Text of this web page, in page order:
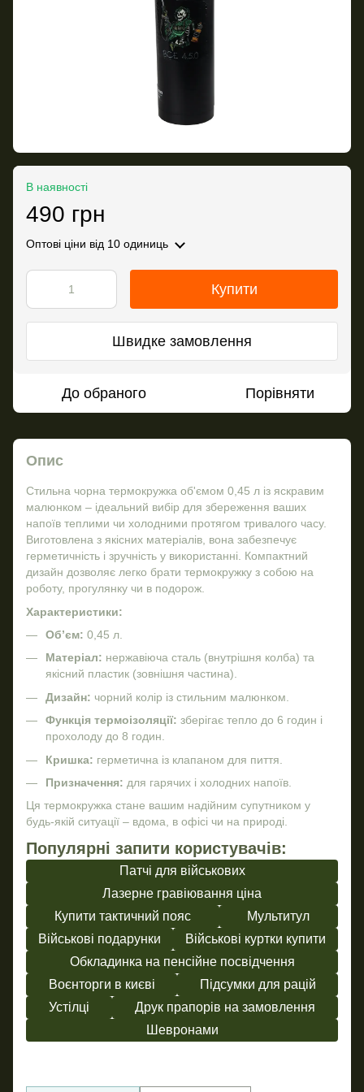
В наявності
490 грн
Оптові ціни від 10 одиниць
Купити
Швидке замовлення
До обраного Порівняти
Опис
Стильна чорна термокружка об'ємом 0,45 л із яскравим
малюнком – ідеальний вибір для збереження ваших
напоїв теплими чи холодними протягом тривалого часу.
Виготовлена з якісних матеріалів, вона забезпечує
герметичність і зручність у використанні. Компактний
дизайн дозволяє легко брати термокружку з собою на
роботу, прогулянку чи в подорож.
Характеристики:
Об’єм: 0,45 л.
Матеріал: нержавіюча сталь (внутрішня колба) та
якісний пластик (зовнішня частина).
Дизайн: чорний колір із стильним малюнком.
Функція термоізоляції: зберігає тепло до 6 годин і
прохолоду до 8 годин.
Кришка: герметична із клапаном для пиття.
Призначення: для гарячих і холодних напоїв.
Ця термокружка стане вашим надійним супутником у
будь-якій ситуації – вдома, в офісі чи на природі.
Популярні запити користувачів:
Патчі для військових
Лазерне гравіювання ціна
Купити тактичний пояс
Мультитул
Військові подарунки
Військові куртки купити
Обкладинка на пенсійне посвідчення
Воєнторги в києві
Підсумки для рацій
Устілці
Друк прапорів на замовлення
Шевронами